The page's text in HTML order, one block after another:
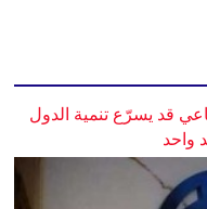
قد يسرّع تنمية الدول
واحد